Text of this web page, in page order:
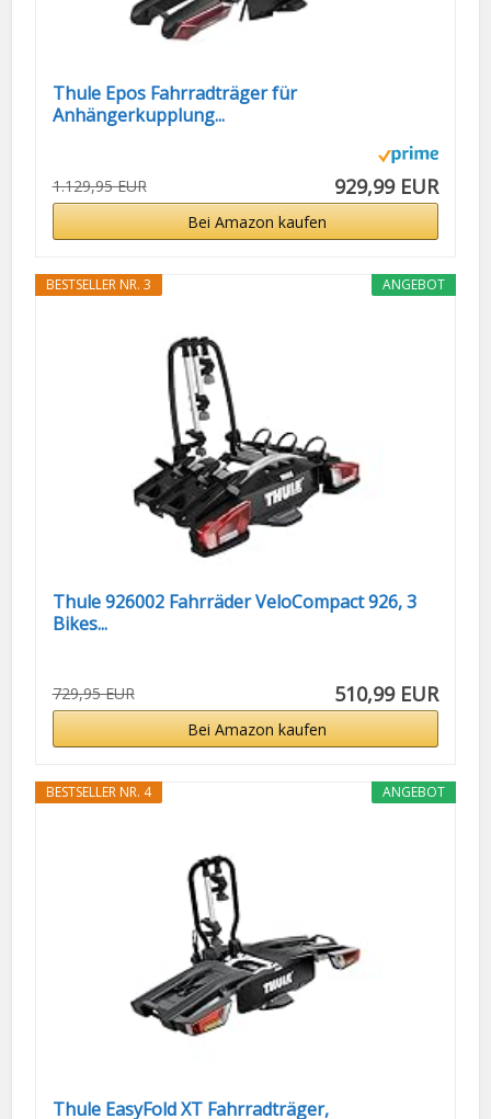
Thule Epos Fahrradträger für
Anhängerkupplung...
1.129,95 EUR 929,99 EUR
Bei Amazon kaufen
ANGEBOT
BESTSELLER NR. 3
Thule 926002 Fahrräder VeloCompact 926, 3
Bikes...
729,95 EUR 510,99 EUR
Bei Amazon kaufen
ANGEBOT
BESTSELLER NR. 4
Thule EasyFold XT Fahrradträger,